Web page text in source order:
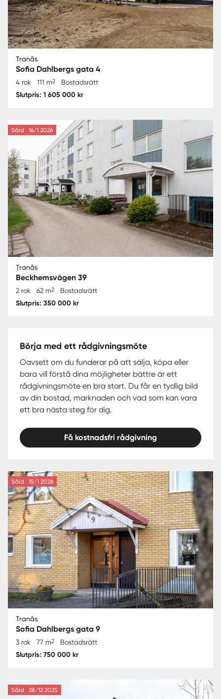
Tranås
Sofia Dahlbergs gata 4
4 rok 111 m2 Bostadsrätt
Slutpris: 1 605 000 kr
Såld 16/1 2026
Tranås
Beckhemsvägen 39
2 rok 62 m2 Bostadsrätt
Slutpris: 350 000 kr
Börja med ett rådgivningsmöte
Oavsett om du funderar på att sälja, köpa eller
bara vill förstå dina möjligheter bättre är ett
rådgivningsmöte en bra start. Du får en tydlig bild
av din bostad, marknaden och vad som kan vara
ett bra nästa steg för dig.
Få kostnadsfri rådgivning
Såld 15/1 2026
Tranås
Sofia Dahlbergs gata 9
3 rok 77 m2 Bostadsrätt
Slutpris: 750 000 kr
Såld 28/12 2025